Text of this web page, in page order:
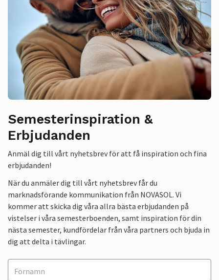
Semesterinspiration &
Erbjudanden
Anmäl dig till vårt nyhetsbrev för att få inspiration och fina
erbjudanden!
När du anmäler dig till vårt nyhetsbrev får du
marknadsförande kommunikation från NOVASOL. Vi
kommer att skicka dig våra allra bästa erbjudanden på
vistelser i våra semesterboenden, samt inspiration för din
nästa semester, kundfördelar från våra partners och bjuda in
dig att delta i tävlingar.